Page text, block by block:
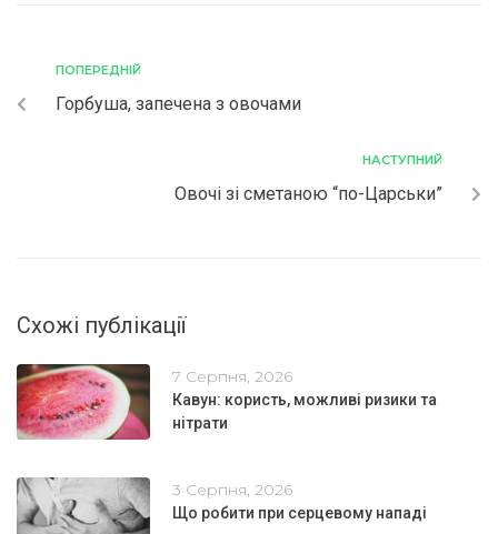
ПОПЕРЕДНІЙ
Горбуша, запечена з овочами
НАСТУПНИЙ
Овочі зі сметаною “по-Царськи”
Схожі публікації
7 Серпня, 2026
Кавун: користь, можливі ризики та
нітрати
3 Серпня, 2026
Що робити при серцевому нападі